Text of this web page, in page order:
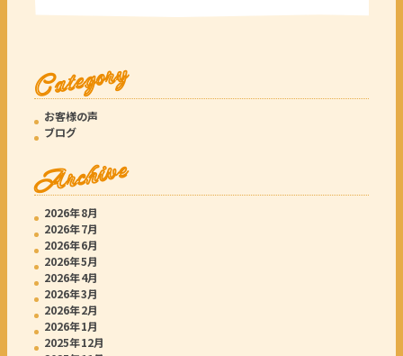
Category
お客様の声
ブログ
Archive
2026年8月
2026年7月
2026年6月
2026年5月
2026年4月
2026年3月
2026年2月
2026年1月
2025年12月